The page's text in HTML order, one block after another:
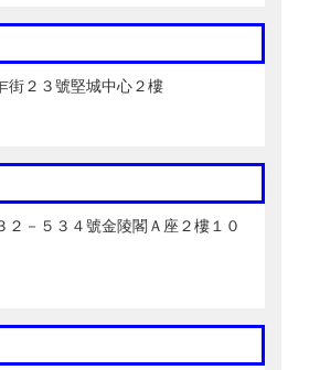
街２３號堅城中心２樓
２－５３４號金陵閣Ａ座２樓１０